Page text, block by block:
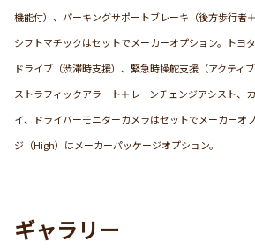
機能付）、パーキングサポートブレーキ（後方歩行者
シフトマチックはセットでメーカーオプション。トヨ
ドライブ（渋滞時支援）、緊急時操舵支援（アクティ
ストラフィックアラート＋レーンチェンジアシスト、
イ、ドライバーモニターカメラはセットでメーカーオ
ジ（High）はメーカーパッケージオプション。
ギャラリー